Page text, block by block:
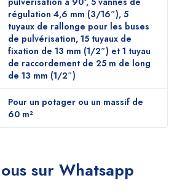
régulation 4,6 mm (3/16″), 5
tuyaux de rallonge pour les buses
de pulvérisation, 15 tuyaux de
fixation de 13 mm (1/2″) et 1 tuyau
de raccordement de 25 m de long
de 13 mm (1/2″)
Pour un potager ou un massif de
60 m²
sur Whatsapp